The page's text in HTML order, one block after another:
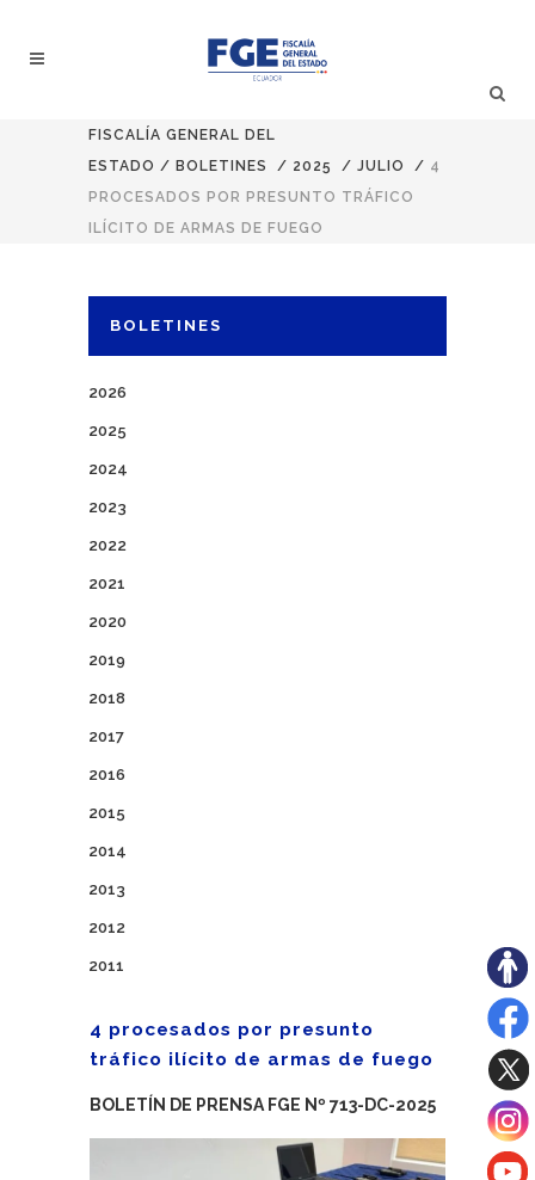
FISCALÍA GENERAL DEL
ESTADO / BOLETINES / 2025 / JULIO / 4
PROCESADOS POR PRESUNTO TRÁFICO
ILÍCITO DE ARMAS DE FUEGO
BOLETINES
2026
2025
2024
2023
2022
2021
2020
2019
2018
2017
2016
2015
2014
2013
2012
2011
4 procesados por presunto
tráfico ilícito de armas de fuego
BOLETÍN DE PRENSA FGE Nº 713-DC-2025